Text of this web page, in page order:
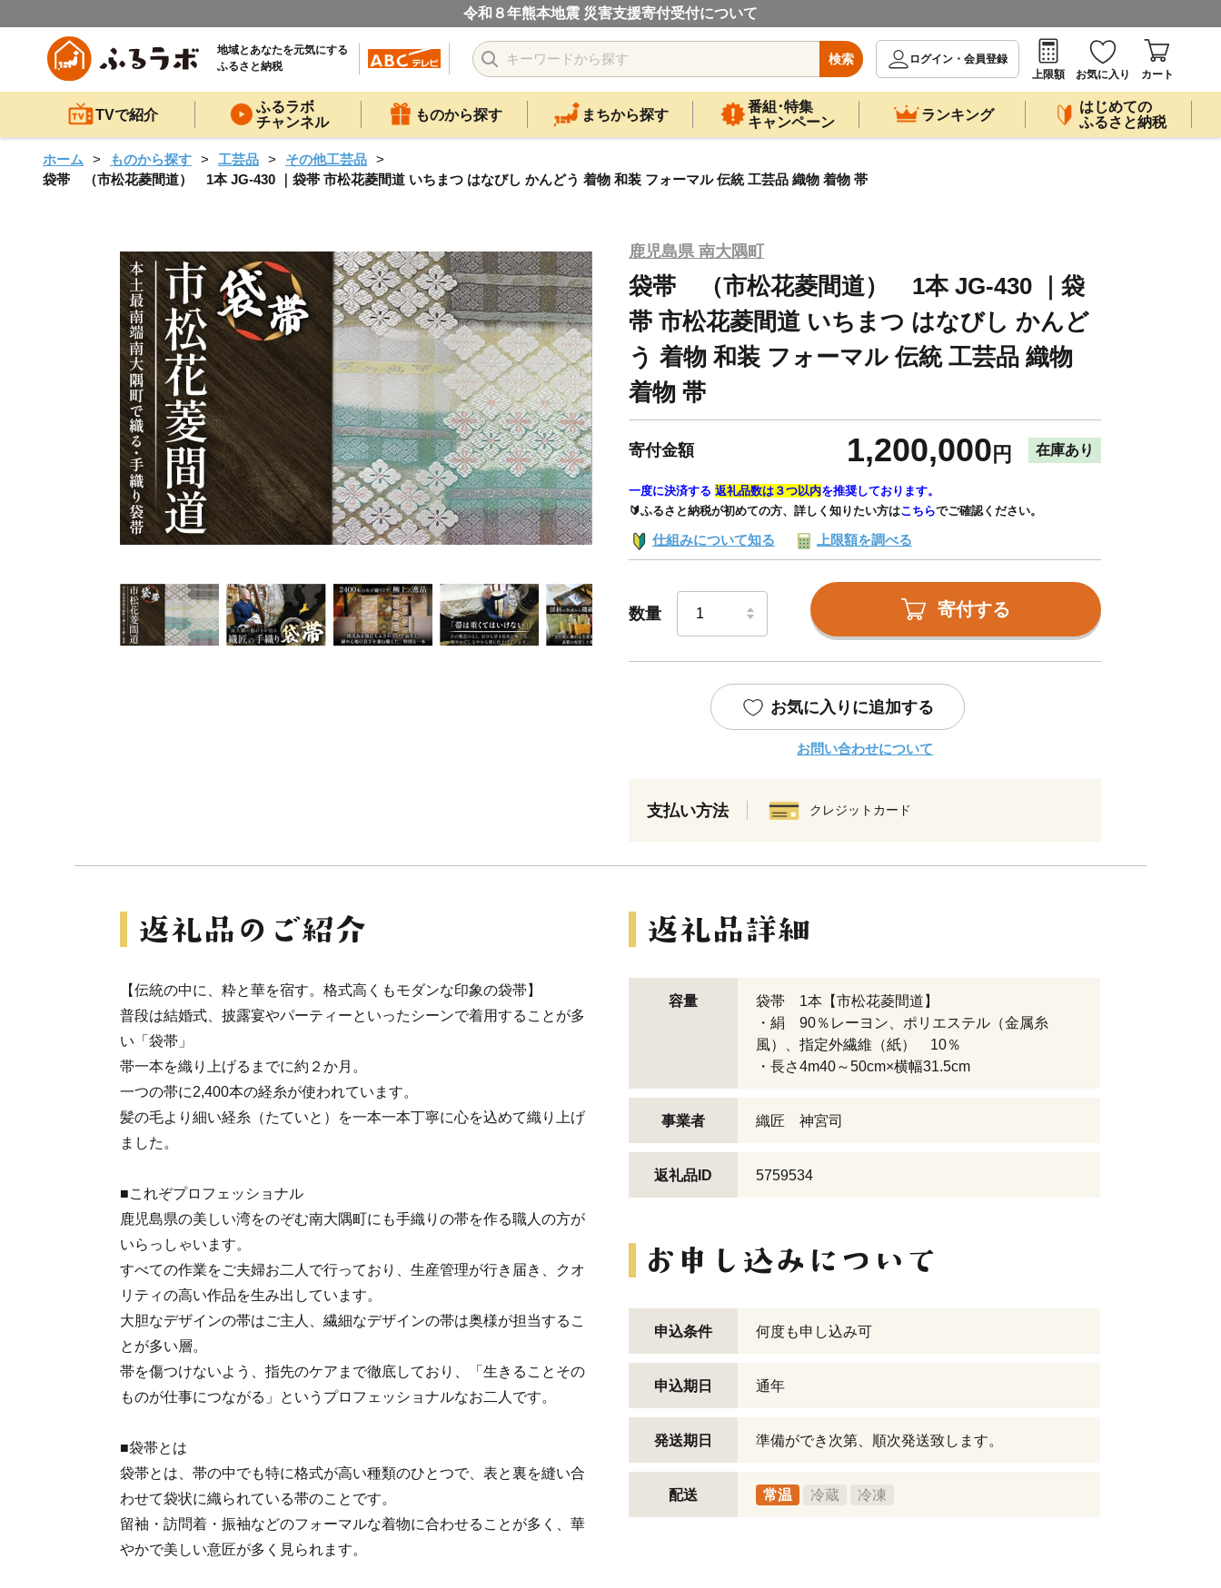
令和８年熊本地震 災害支援寄付受付について
地域とあなたを元気にする
ふるさと納税
検索
ログイン・会員登録
上限額
お気に入り カート
TVで紹介
ふるラボ
チャンネル
ものから探す まちから探す
番組･特集
キャンペーン
ランキング
はじめての
ふるさと納税
ホーム ものから探す 工芸品
その他工芸品
袋帯 （市松花菱間道） 1本 JG-430 ｜袋帯 市松花菱間道 いちまつ はなびし かんどう 着物 和装 フォーマル 伝統 工芸品 織物 着物 帯
鹿児島県 南大隅町
袋帯 （市松花菱間道） 1本 JG-430 ｜袋
帯 市松花菱間道 いちまつ はなびし かんど
う 着物 和装 フォーマル 伝統 工芸品 織物
着物 帯
寄付金額 1,200,000 円 在庫あり
一度に決済する 返礼品数は３つ以内を推奨しております。
🔰ふるさと納税が初めての方、詳しく知りたい方はこちらでご確認ください。
仕組みについて知る 上限額を調べる
数量 寄付する
お気に入りに追加する
お問い合わせについて
支払い方法 クレジットカード
【伝統の中に、粋と華を宿す。格式高くもモダンな印象の袋帯】
普段は結婚式、披露宴やパーティーといったシーンで着用することが多
い「袋帯」
帯一本を織り上げるまでに約２か月。
一つの帯に2,400本の経糸が使われています。
髪の毛より細い経糸（たていと）を一本一本丁寧に心を込めて織り上げ
ました。
■これぞプロフェッショナル
鹿児島県の美しい湾をのぞむ南大隅町にも手織りの帯を作る職人の方が
いらっしゃいます。
すべての作業をご夫婦お二人で行っており、生産管理が行き届き、クオ
リティの高い作品を生み出しています。
大胆なデザインの帯はご主人、繊細なデザインの帯は奥様が担当するこ
とが多い層。
帯を傷つけないよう、指先のケアまで徹底しており、「生きることその
ものが仕事につながる」というプロフェッショナルなお二人です。
■袋帯とは
袋帯とは、帯の中でも特に格式が高い種類のひとつで、表と裏を縫い合
わせて袋状に織られている帯のことです。
留袖・訪問着・振袖などのフォーマルな着物に合わせることが多く、華
やかで美しい意匠が多く見られます。
容量
袋帯 1本【市松花菱間道】
・絹 90％レーヨン、ポリエステル（金属糸
風）、指定外繊維（紙） 10％
・長さ4m40～50cm×横幅31.5cm
事業者 織匠 神宮司
返礼品ID 5759534
申込条件 何度も申し込み可
申込期日 通年
発送期日 準備ができ次第、順次発送致します。
配送 常温 冷蔵 冷凍